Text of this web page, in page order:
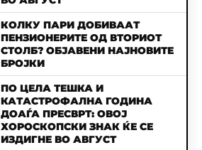
КОЛКУ ПАРИ ДОБИВААТ
ПЕНЗИОНЕРИТЕ ОД ВТОРИОТ
СТОЛБ? ОБЈАВЕНИ НАЈНОВИТЕ
БРОЈКИ
ПО ЦЕЛА ТЕШКА И
КАТАСТРОФАЛНА ГОДИНА
ДОАЃА ПРЕСВРТ: ОВОЈ
ХОРОСКОПСКИ ЗНАК ЌЕ СЕ
ИЗДИГНЕ ВО АВГУСТ